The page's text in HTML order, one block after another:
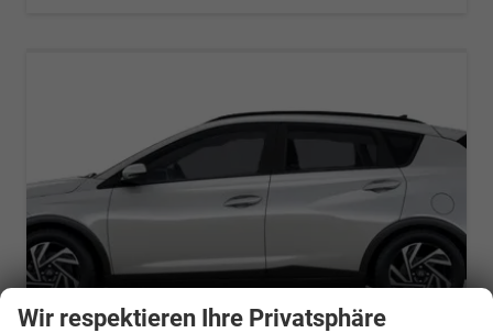
Wir respektieren Ihre Privatsphäre